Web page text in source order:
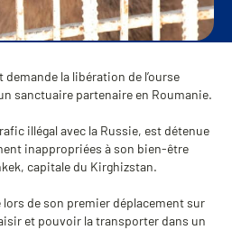
la libération de l’ourse
sanctuaire partenaire en Roumanie.
illégal avec la Russie, est détenue
inappropriées à son bien-être
capitale du Kirghizstan.
de son premier déplacement sur
et pouvoir la transporter dans un